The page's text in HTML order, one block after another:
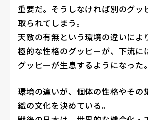
重要だ。そうしなければ別のグッ
取られてしまう。
天敵の有無という環境の違いによ
極的な性格のグッピーが、下流に
グッピーが生息するようになった。
環境の違いが、個体の性格やその
織の文化を決めている。